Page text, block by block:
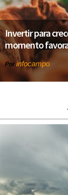
Invertir para
momento
Por infocampo